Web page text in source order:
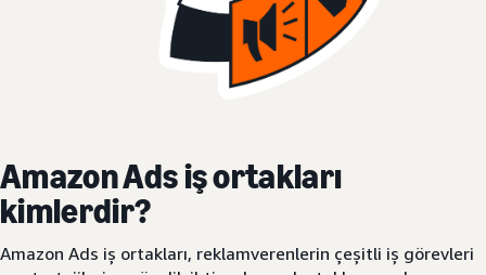
Amazon Ads iş ortakları
kimlerdir?
Amazon Ads iş ortakları, reklamverenlerin çeşitli iş görevleri